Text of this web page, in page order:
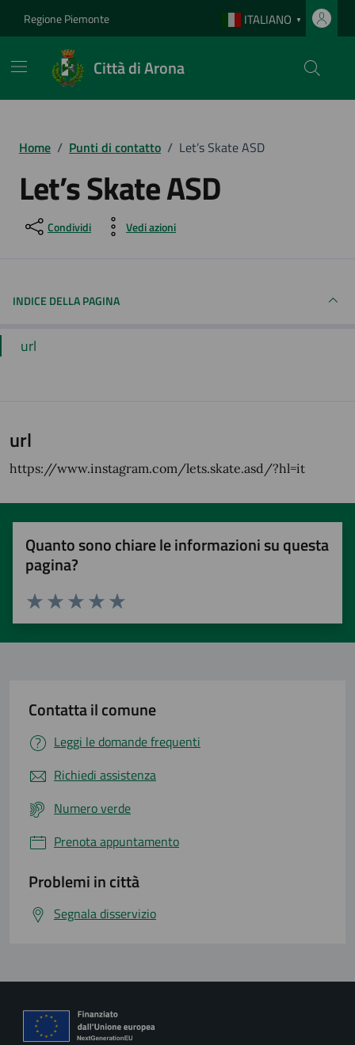
Regione Piemonte ITALIANO ▼
Città di Arona
Home / Punti di contatto / Let’s Skate ASD
Let’s Skate ASD
Condividi Vedi azioni
INDICE DELLA PAGINA
url
url
https://www.instagram.com/lets.skate.asd/?hl=it
Quanto sono chiare le informazioni su questa
pagina?
Valuta 5 stelle su 5
Valuta 4 stelle su 5
Valuta 3 stelle su 5
Valuta 2 stelle su 5
Valuta 1 stelle su 5
Contatta il comune
Leggi le domande frequenti
Richiedi assistenza
Numero verde
Prenota appuntamento
Problemi in città
Segnala disservizio